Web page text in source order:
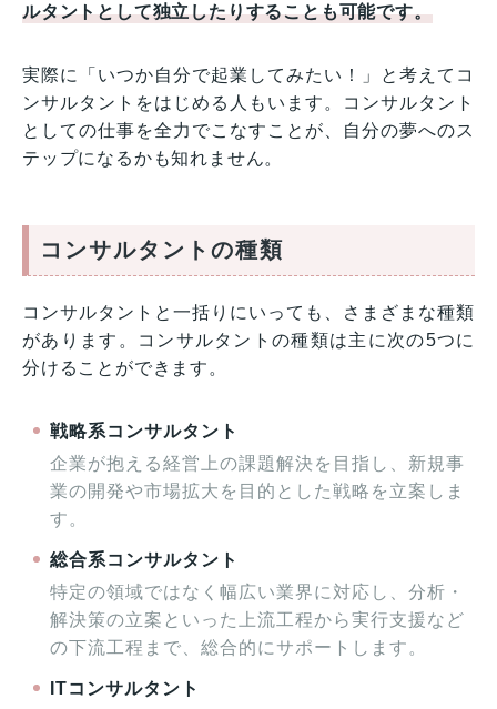
ルタントとして独立したりすることも可能です。
実際に「いつか自分で起業してみたい！」と考えてコ
ンサルタントをはじめる人もいます。コンサルタント
としての仕事を全力でこなすことが、自分の夢へのス
テップになるかも知れません。
コンサルタントの種類
コンサルタントと一括りにいっても、さまざまな種類
があります。コンサルタントの種類は主に次の5つに
分けることができます。
戦略系コンサルタント
企業が抱える経営上の課題解決を目指し、新規事
業の開発や市場拡大を目的とした戦略を立案しま
す。
総合系コンサルタント
特定の領域ではなく幅広い業界に対応し、分析・
解決策の立案といった上流工程から実行支援など
の下流工程まで、総合的にサポートします。
ITコンサルタント